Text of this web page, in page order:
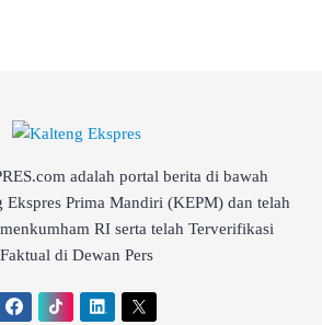
adalah portal berita di bawah
Ekspres Prima Mandiri (KEPM) dan telah
RI serta telah Terverifikasi
Faktual di Dewan Pers